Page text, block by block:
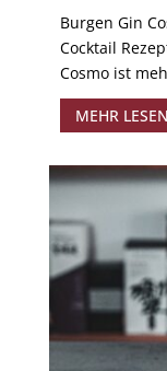
Burgen Gin
Cocktail
Cosmo ist
MEHR LESEN